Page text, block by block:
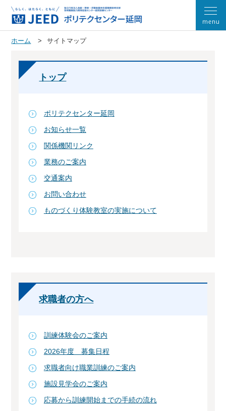
ホーム サイトマップ
トップ
ポリテクセンター延岡
お知らせ一覧
関係機関リンク
業務のご案内
交通案内
お問い合わせ
ものづくり体験教室の実施について
求職者の方へ
訓練体験会のご案内
2026年度 募集日程
求職者向け職業訓練のご案内
施設見学会のご案内
応募から訓練開始までの手続の流れ